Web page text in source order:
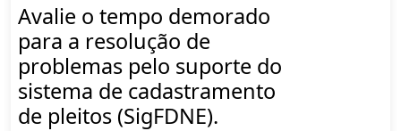
Avalie o tempo demorado
para a resolução de
problemas pelo suporte do
sistema de cadastramento
de pleitos (SigFDNE).